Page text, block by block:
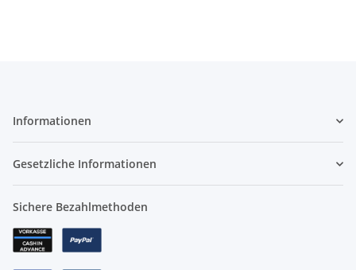
Informationen
Gesetzliche Informationen
Sichere Bezahlmethoden